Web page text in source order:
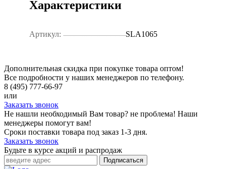
Характеристики
Артикул: SLA1065
Дополнительная скидка при покупке товара оптом!
Все подробности у наших менеджеров по телефону.
8 (495) 777-66-97
или
Заказать звонок
Не нашли необходимый Вам товар? не проблема! Наши
менеджеры помогут вам!
Сроки поставки товара под заказ 1-3 дня.
Заказать звонок
Будьте в курсе акций и распродаж
Подписаться